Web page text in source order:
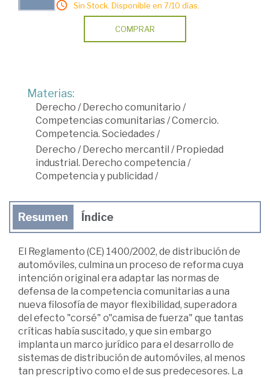
Sin Stock. Disponible en 7/10 días.
COMPRAR
Materias:
Derecho / Derecho comunitario /
Competencias comunitarias/Comercio.
Competencia. Sociedades/
Derecho / Derecho mercantil / Propiedad
industrial. Derecho competencia /
Competencia y publicidad /
Resumen Índice
El Reglamento (CE) 1400/2002, de distribución de
automóviles, culmina un proceso de reforma cuya
intención original era adaptar las normas de
defensa de la competencia comunitarias a una
nueva filosofía de mayor flexibilidad, superadora
del efecto "corsé" o"camisa de fuerza" que tantas
críticas había suscitado, y que sin embargo
implanta un marco jurídico para el desarrollo de
sistemas de distribución de automóviles, al menos
tan prescriptivo como el de sus predecesores. La